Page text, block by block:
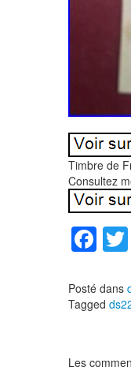
Timbre de
Consultez
F
c
e
o
Posté dans
Tagged
Les